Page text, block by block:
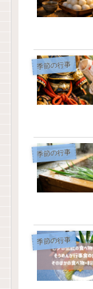
季節の行事
季節の行事
季節の行事